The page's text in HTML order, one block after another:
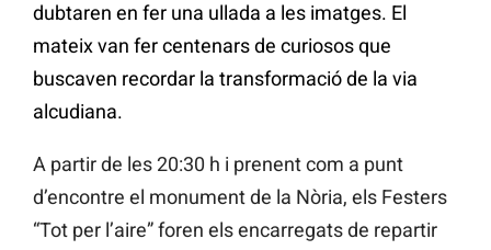
dubtaren en fer una ullada a les imatges. El
mateix van fer centenars de curiosos que
buscaven recordar la transformació de la via
alcudiana.
A partir de les 20:30 h i prenent com a punt
d’encontre el monument de la Nòria, els Festers
“Tot per l’aire” foren els encarregats de repartir